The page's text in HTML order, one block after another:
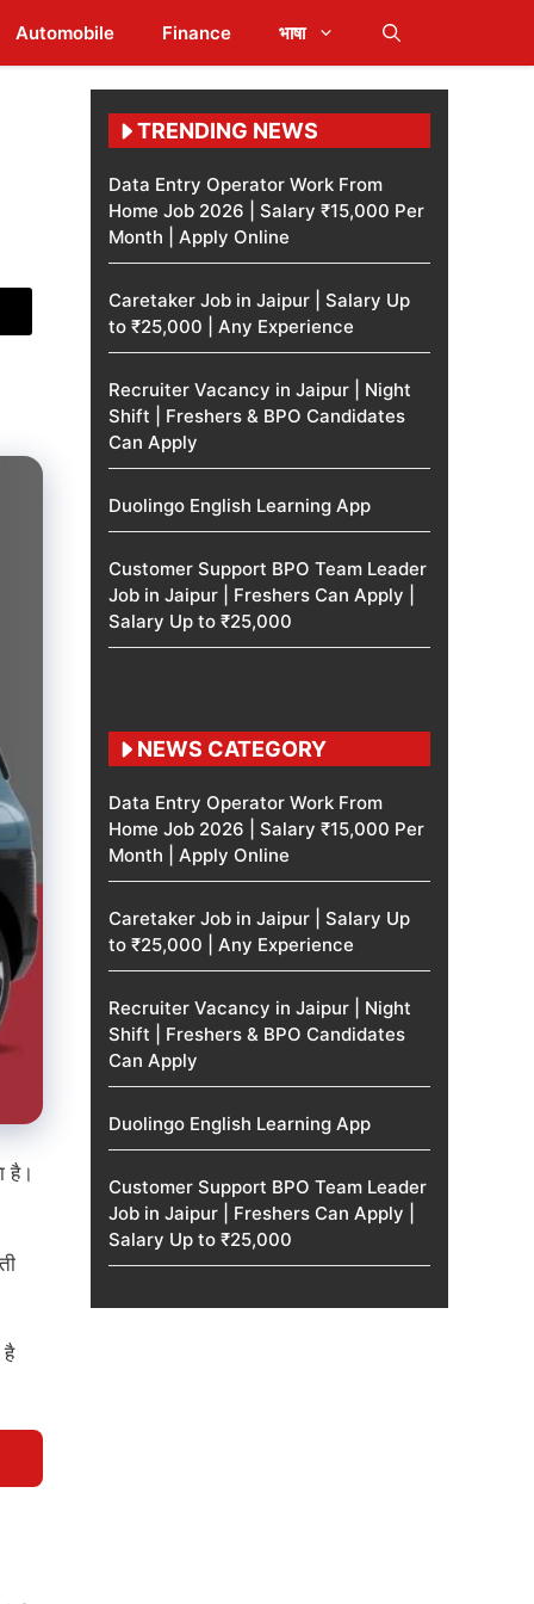
Automobile Finance भाषा
है।
TRENDING NEWS
Data Entry Operator Work From
Home Job 2026 | Salary ₹15,000 Per
Month | Apply Online
Caretaker Job in Jaipur | Salary Up
to ₹25,000 | Any Experience
Recruiter Vacancy in Jaipur | Night
Shift | Freshers & BPO Candidates
Can Apply
Duolingo English Learning App
Customer Support BPO Team Leader
Job in Jaipur | Freshers Can Apply |
Salary Up to ₹25,000
NEWS CATEGORY
Data Entry Operator Work From
Home Job 2026 | Salary ₹15,000 Per
Month | Apply Online
Caretaker Job in Jaipur | Salary Up
to ₹25,000 | Any Experience
Recruiter Vacancy in Jaipur | Night
Shift | Freshers & BPO Candidates
Can Apply
Duolingo English Learning App
Customer Support BPO Team Leader
Job in Jaipur | Freshers Can Apply |
Salary Up to ₹25,000